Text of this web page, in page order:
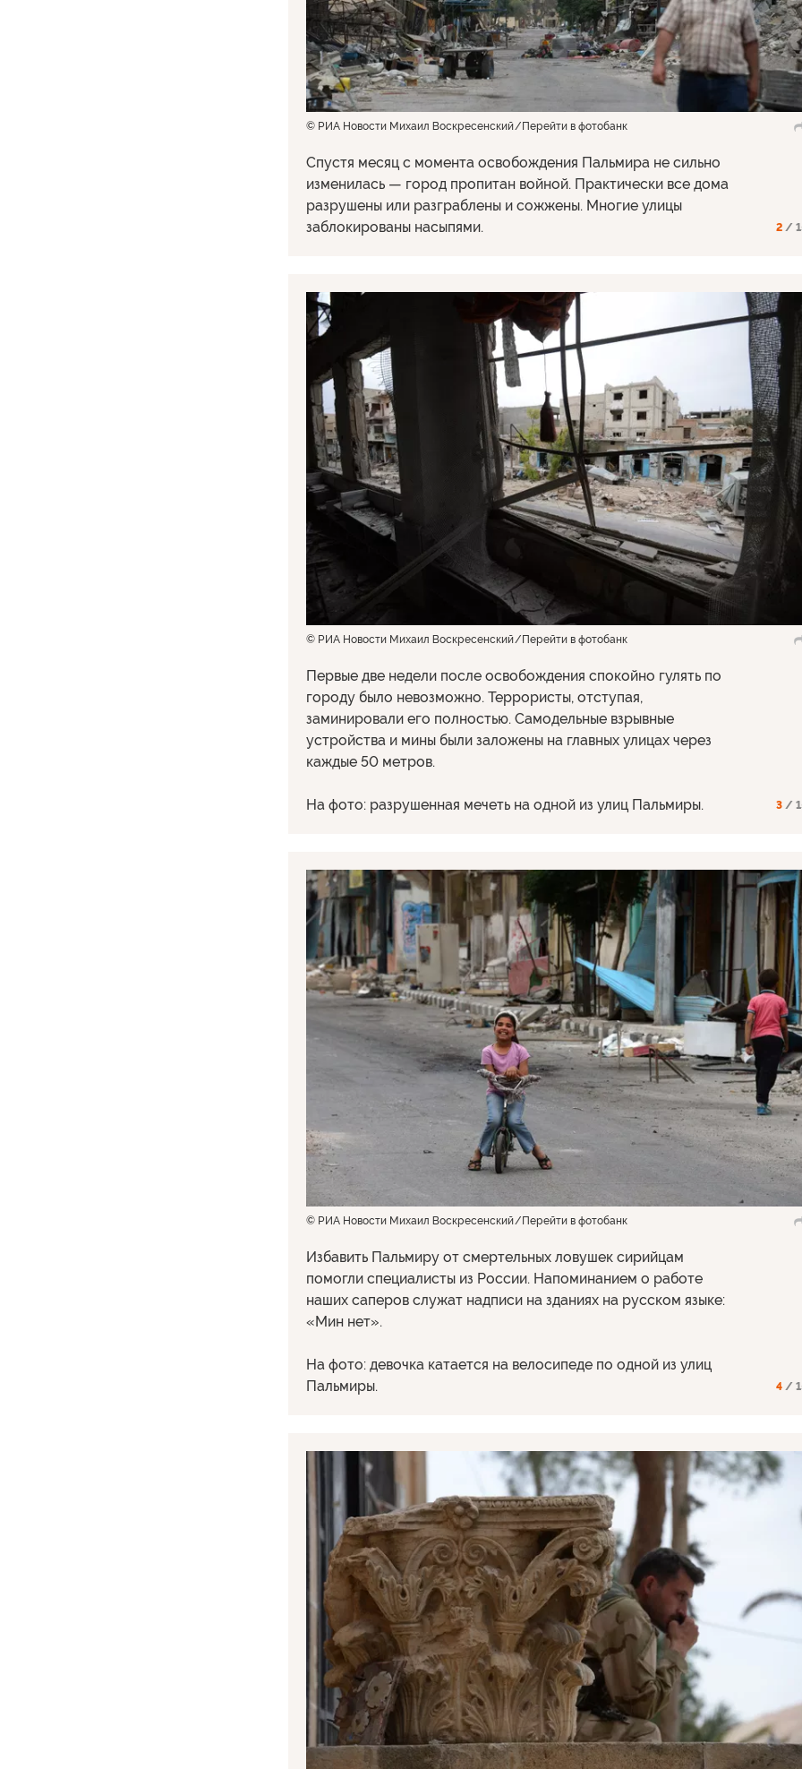
© РИА Новости Михаил Воскресенский Перейти в фотобанк
Спустя месяц с момента освобождения Пальмира не сильно
изменилась — город пропитан войной. Практически все дома
разрушены или разграблены и сожжены. Многие улицы
заблокированы насыпями.
2 /
© РИА Новости Михаил Воскресенский Перейти в фотобанк
Первые две недели после освобождения спокойно гулять по
городу было невозможно. Террористы, отступая,
заминировали его полностью. Самодельные взрывные
устройства и мины были заложены на главных улицах через
каждые 50 метров.
На фото: разрушенная мечеть на одной из улиц Пальмиры. 3 /
© РИА Новости Михаил Воскресенский Перейти в фотобанк
Избавить Пальмиру от смертельных ловушек сирийцам
помогли специалисты из России. Напоминанием о работе
наших саперов служат надписи на зданиях на русском языке:
«Мин нет».
На фото: девочка катается на велосипеде по одной из улиц
Пальмиры.
4 /